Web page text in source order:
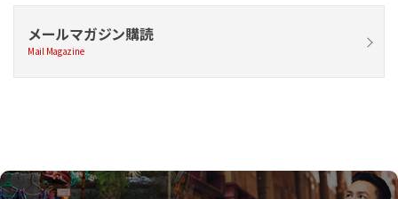
メールマガジン購読
Mail Magazine
自己診断サービスのご紹介